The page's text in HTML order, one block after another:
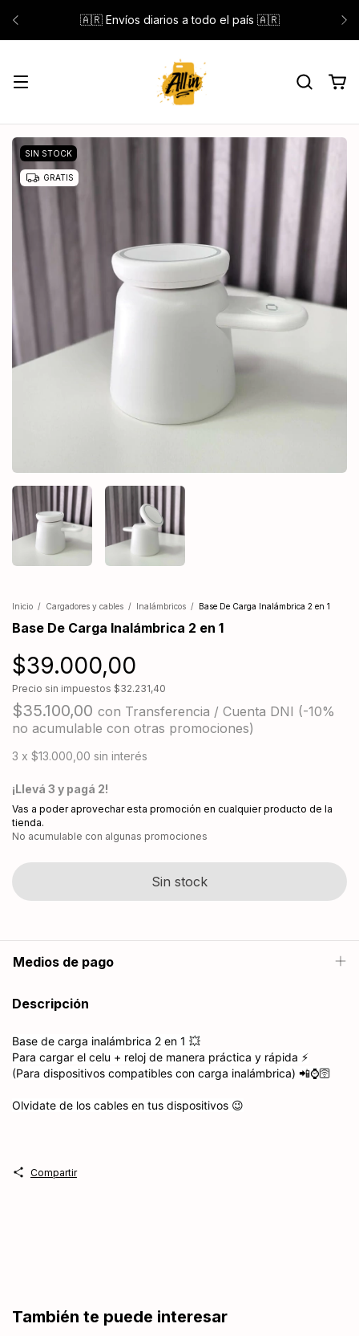
🇦🇷 Envíos diarios a todo el país 🇦🇷
SIN STOCK
GRATIS
Inicio / Cargadores y cables / Inalámbricos / Base De Carga Inalámbrica 2 en 1
Base De Carga Inalámbrica 2 en 1
$39.000,00
Precio sin impuestos $32.231,40
$35.100,00 con Transferencia / Cuenta DNI (-10%
no acumulable con otras promociones)
3 x $13.000,00 sin interés
¡Llevá 3 y pagá 2!
Vas a poder aprovechar esta promoción en cualquier producto de la
tienda.
No acumulable con algunas promociones
Medios de pago
Descripción
Base de carga inalámbrica 2 en 1 💥
Para cargar el celu + reloj de manera práctica y rápida ⚡️
(Para dispositivos compatibles con carga inalámbrica) 📲⌚️🛜
Olvidate de los cables en tus dispositivos 😉
Compartir
También te puede interesar